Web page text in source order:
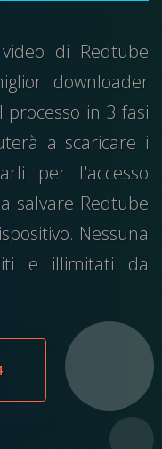
di Redtube
downloader
processo in 3 fasi
a scaricare i
per l'accesso
salvare Redtube
Nessuna
e illimitati da